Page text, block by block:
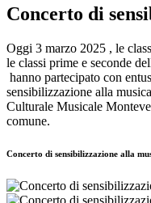
Concerto di
Oggi 3 marzo 2025 , le
le classi prime e seconde
hanno partecipato con
sensibilizzazione alla
Culturale Musicale
comune.
Concerto di sensibilizzazione alla